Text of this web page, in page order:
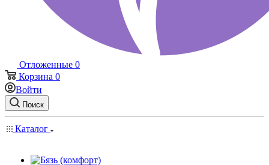
Отложенные 0
Корзина 0
Войти
Поиск
Каталог